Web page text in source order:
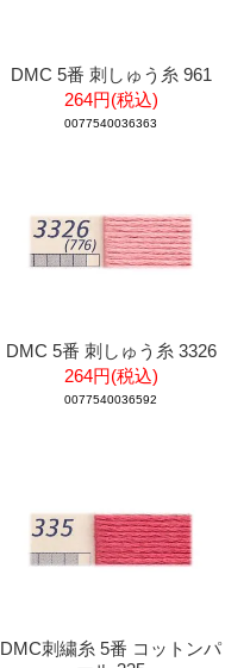
DMC 5番 刺しゅう糸 961
264円(税込)
0077540036363
DMC 5番 刺しゅう糸 3326
264円(税込)
0077540036592
DMC刺繍糸 5番 コットンパ